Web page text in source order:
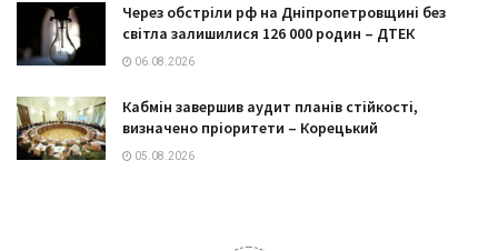
Через обстріли рф на Дніпропетровщині без
світла залишилися 126 000 родин – ДТЕК
06.08.2026
Кабмін завершив аудит планів стійкості,
визначено пріоритети – Корецький
05.08.2026